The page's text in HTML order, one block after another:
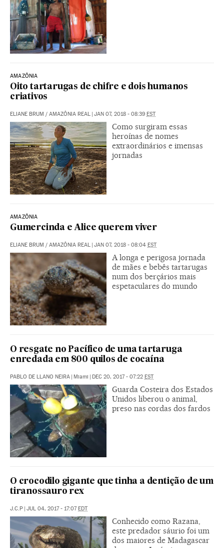
AMAZÔNIA
Oito tartarugas de chifre e dois humanos
criativos
ELIANE BRUM / AMAZÔNIA REAL | JAN 07, 2018 - 08:39 EST
Como surgiram essas
heroínas de nomes
extraordinários e imensas
jornadas
AMAZÔNIA
Gumercinda e Alice querem viver
ELIANE BRUM / AMAZÔNIA REAL | JAN 07, 2018 - 08:04 EST
A longa e perigosa jornada
de mães e bebês tartarugas
num dos berçários mais
espetaculares do mundo
O resgate no Pacífico de uma tartaruga
enredada em 800 quilos de cocaína
PABLO DE LLANO NEIRA | Miami | DEC 20, 2017 - 07:22 EST
Guarda Costeira dos Estados
Unidos liberou o animal,
preso nas cordas dos fardos
O crocodilo gigante que tinha a dentição de um
tiranossauro rex
J.C.P | JUL 04, 2017 - 17:07EDT
Conhecido como Razana,
este predador sáurio foi um
dos maiores de Madagascar